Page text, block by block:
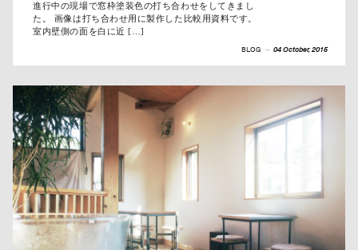
進行中の現場で窓枠塗装色の打ち合わせをしてきまし
た。 画像は打ち合わせ用に製作した比較用資料です。
室内壁側の面を白に近 […]
BLOG -- 04 October, 2015